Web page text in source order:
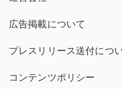
広告掲載について
プレスリリース送付につ
コンテンツポリシー